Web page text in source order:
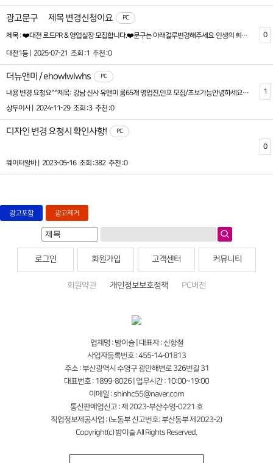
광고문구 맟 제목 변경신청이요 PC
제목 : ❤️대전 로드PR & 영업실장 모집합니다.❤️문구는 아래걸루변경해주세요 인생의 희망을 놓지 않은당신에게 제안합니다! 언제든 연락주세요~010-2062-3474카톡: ryboy3500 대전 룸싸롱 영업하실분! 모집분야
대전1등 | 2025-07-21 조회 :1 추천 :0
0
더뉴앤미 / ehowlwlwhs PC
내용 변경 요청요^^제목: 강남 신사 유앤미 룸65개 영업진,인포 모집/초보가능안녕하세요강남 신사역 부근에 위치한룸 65개 하이퍼블릭입니다.함께 가게를 이끌어가주실 영업진, 인포, 고정여직원 이사 초보가능 가족분들 모십니다면접 보는곳 => 서초구 잠원동 23-7 유앤미지하 1,2층에 위치한 가게로써 시설 또한 최고라 자부할 수 있습니다룸 65개이며 2022년 4월 18일 정상영업 현재 2024년 7월 기준여직원 평균 출근율평일 여직원 출근율 160~180명 금,토요일 180명이상, 일요일 100명정상영업 170명 출근 하는 업소입니다☆ 인포 미들 파트 2명 구해요 ☆????인포 미들 직원????(초보 가능,신규 영업진일 경우 같이 하는게 좋아요!!)????인포 미들????월급 70만원- 주5일 근무 - 근무 시간 01시 ~ 07시까지- 6인 체제 널널해서 손님 관리 및 재방문 해서 방수 올릴수 있습니다- 일 어느정도 배우면 담당없는 손님 받아서 본인이 재방문 시켜서 본인 손님으로 만들수 있습니다인포 미들 직원들끼리 로테이션으로 순번으로 받아요월2~4팀 사이 입니다 (개인영업은 무조건 하셔야 합니다)- 월급이 작아 보일수도 있지만 실제로 가게에서 주는 손님 무시 못합니다, 상담시 얘기 해드리겠습니다???? 영업 파트 및 인포 직원 구해요 ????영업 파트도 계속 구합니다영업에 대한 지원 또한 어느 가게와 비교하여도 손색없이 최고의 대우로 모시겠습니다PR에 필요한 지원 또한 아끼지 않겠습니다초보자분들도 쉽게 일하실수 있도록"사장님 노래방,퍼블릭 안찾으세요~?,가능하고 애들 싹싹합니다"이정도 말 한마디 하시면서 PR 명함정도 주실 수 있는 자신감만 있으시면 됩니다초반에 자리 잡기가 힘들지 월20방이상만 받을줄 알면 금방 올라가요낮일해서 하루 15만원 벌기 힘드신거 아시죠??12만원 넘어가면 노동 강도가 강합니다코로나때문에 잠시 알바 나갔다가 허리 나가는줄 알았습니다!!ㅠㅠ영업 노하우 또한 전부 전수해드리며명함 및 영업에 필요한 지원 전부 해드리고 있습니다기본월급 인포, 고정여직원이사(출근일수에 따른 월급 제공해드립니다)초객순번 챙겨드립니다,어느 가게보다 최고의 대우 약속 드리겠습니다.지정여직원도 있기에 영업하시기에는 편하실거라고 생각합니다.가족같이 지내실 영업상무 및 인포, 고정여직원 이사 초보가능 가족분들 부담없이 연락주세요!손님들한테 받을 가격안내 및 가게 위치정보 아래 링크 참고 하시면 됩니다https://www.shirtroom-sangdu3.com담당자 상두이사010 8265 3445(전화 못 받을 시 문자 주세요)오후 11시 ~ 새벽 1시까지는 출근해서 가게 상주하고 있으니 그전에 한번 가게 보러 오세용월요일 새벽은 제외!!'웨이터나라에서 구인광고 보고 연락드렸어요' 라고 문의 및 문자 남겨 놓으시면 상담이 더욱 수월합니다.(성함. 나이. 사는 곳 필히 남겨주시면 감사하겠습니다^^웨이터는 뽑지 않습니다)
상두이사 |
2024-11-29 조회 :3 추천 :0
1
디자인 변경 요청시 확인사항! PC
웨이터알바 | 2023-05-16 조회 :382 추천 :0
0
광고포함 광고제거
로그인 회원가입 고객센터 커뮤니티
회원약관 개인정보보호정책 PC버전
업체명 : 밤이슬 | 대표자 : 신항철
사업자등록번호 : 455-14-01813
주소 : 부산광역시 수영구 광안해변로 326번길 31
대표번호 : 1899-8026 | 업무시간 : 10:00~19:00
이메일 : shinhc55@naver.com
통신판매업신고 : 제 2023-부산수영-0221 호
직업정보제공사업 : (노동부 신고번호: 부산동부 제2023-2)
Copyright(c) 밤이슬 All Rights Reserved.